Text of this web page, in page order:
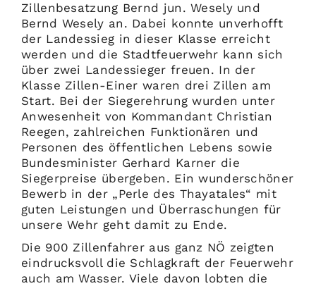
Zillenbesatzung Bernd jun. Wesely und
Bernd Wesely an. Dabei konnte unverhofft
der Landessieg in dieser Klasse erreicht
werden und die Stadtfeuerwehr kann sich
über zwei Landessieger freuen. In der
Klasse Zillen-Einer waren drei Zillen am
Start. Bei der Siegerehrung wurden unter
Anwesenheit von Kommandant Christian
Reegen, zahlreichen Funktionären und
Personen des öffentlichen Lebens sowie
Bundesminister Gerhard Karner die
Siegerpreise übergeben. Ein wunderschöner
Bewerb in der „Perle des Thayatales“ mit
guten Leistungen und Überraschungen für
unsere Wehr geht damit zu Ende.
Die 900 Zillenfahrer aus ganz NÖ zeigten
eindrucksvoll die Schlagkraft der Feuerwehr
auch am Wasser. Viele davon lobten die